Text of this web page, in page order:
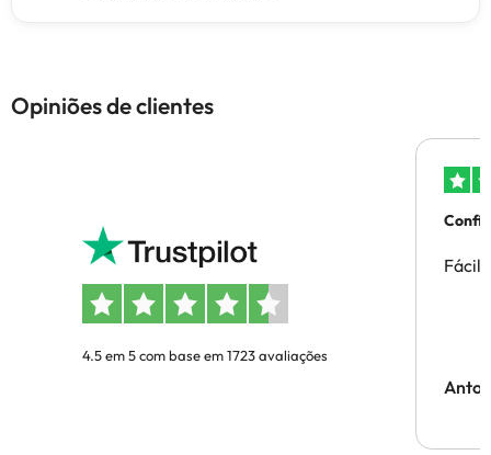
Opiniões de clientes
4.5 em 5 com base em 1723 avaliações
Fácil